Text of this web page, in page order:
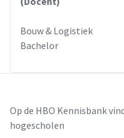
Bouw & Logistiek
Bachelor
Op de HBO Kennisbank
hogescholen